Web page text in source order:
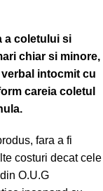
a coletului si
chiar si minore,
intocmit cu
careia coletul
fara a fi
costuri decat cele
O.U.G